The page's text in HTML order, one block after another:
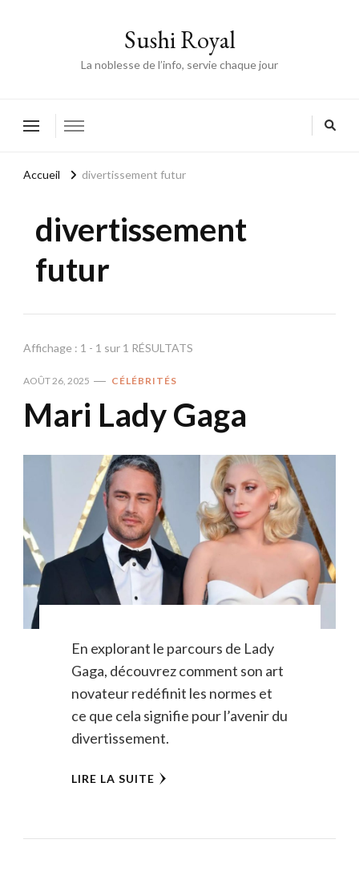
Sushi Royal
La noblesse de l’info, servie chaque jour
Accueil divertissement futur
divertissement
futur
Affichage : 1 - 1 sur 1 RÉSULTATS
AOÛT 26, 2025 CÉLÉBRITÉS
Mari Lady Gaga
En explorant le parcours de Lady
Gaga, découvrez comment son art
novateur redéfinit les normes et
ce que cela signifie pour l’avenir du
divertissement.
LIRE LA SUITE